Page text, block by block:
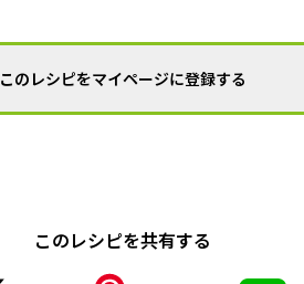
このレシピをマイページに登録する
このレシピを共有する